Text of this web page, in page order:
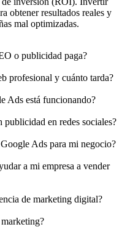
obtener resultados reales y
mal optimizadas.
o publicidad paga?
profesional y cuánto tarda?
Ads está funcionando?
publicidad en redes sociales?
Ads para mi negocio?
a mi empresa a vender
de marketing digital?